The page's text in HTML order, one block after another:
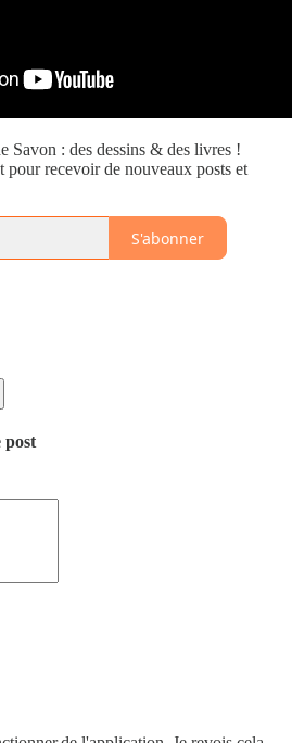
: des dessins & des livres !
pour recevoir de nouveaux posts et
S'abonner
post